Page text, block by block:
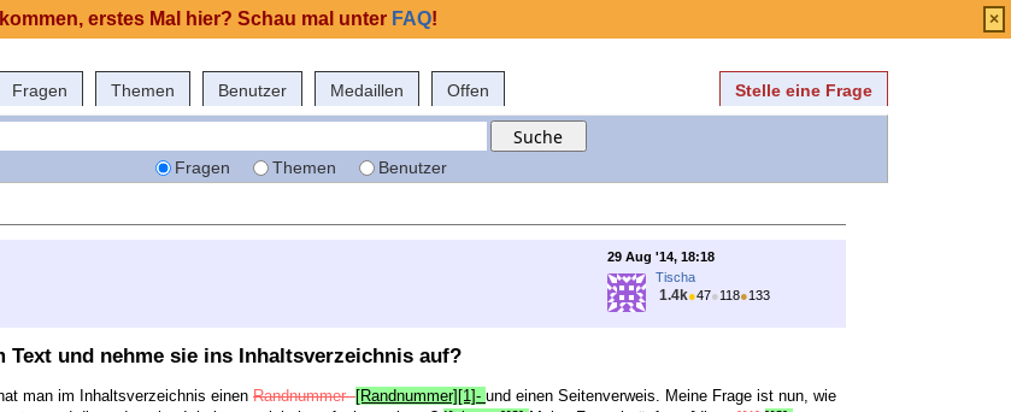
Fragen Themen Benutzer Medaillen Offen Stelle eine Frage
Fragen Themen Benutzer
29 Aug '14, 18:18
Tischa
1.4k●47●118●133
Text und nehme sie ins Inhaltsverzeichnis auf?
man im Inhaltsverzeichnis einen Randnummer-[Randnummer][1]- und einen Seitenverweis. Meine Frage ist nun, wie
erstes Mal hier? Schau mal unter FAQ! ×